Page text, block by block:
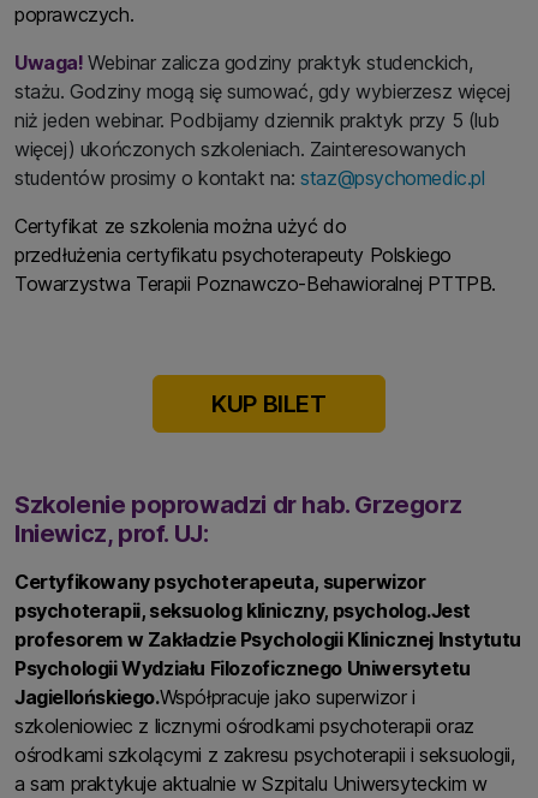
poprawczych.
Uwaga!Webinar zalicza godziny praktyk studenckich,
stażu. Godziny mogą się sumować, gdy wybierzesz więcej
niż jeden webinar. Podbijamy dziennik praktyk przy 5 (lub
więcej) ukończonych szkoleniach. Zainteresowanych
studentów prosimy o kontakt na:staz@psychomedic.pl
Certyfikat ze szkolenia można użyć do
przedłużenia certyfikatu psychoterapeuty Polskiego
Towarzystwa Terapii Poznawczo-Behawioralnej PTTPB.
KUP BILET
Szkolenie poprowadzi dr hab. Grzegorz
Iniewicz, prof. UJ:
Certyfikowany psychoterapeuta, superwizor
psychoterapii, seksuolog kliniczny, psycholog.Jest
profesorem w Zakładzie Psychologii Klinicznej Instytutu
Psychologii Wydziału Filozoficznego Uniwersytetu
Jagiellońskiego.Współpracuje jako superwizor i
szkoleniowiec z licznymi ośrodkami psychoterapii oraz
ośrodkami szkolącymi z zakresu psychoterapii i seksuologii,
a sam praktykuje aktualnie w Szpitalu Uniwersyteckim w